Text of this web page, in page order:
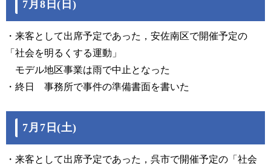
7月8日(日)
・来客として出席予定であった，安佐南区で開催予定の
「社会を明るくする運動」
モデル地区事業は雨で中止となった
・終日 事務所で事件の準備書面を書いた
7月7日(土)
・来客として出席予定であった，呉市で開催予定の「社会